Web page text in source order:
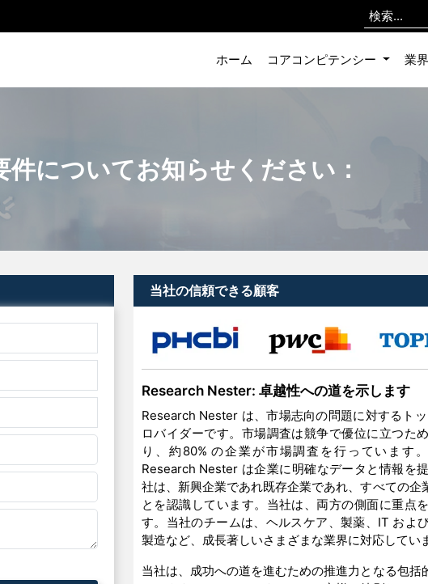
ホーム コアコンピテンシー 業
件についてお知らせください：
当社の信頼できる顧客
Research Nester: 卓越性への道を示します
Research Nester は、市場志向の問題に対するト
ロバイダーです。市場調査は競争で優位に立つた
り、約80% の企業が市場調査を行っています
Research Nester は企業に明確なデータと情報を
社は、新興企業であれ既存企業であれ、すべての企
とを認識しています。当社は、両方の側面に重点
す。当社のチームは、ヘルスケア、製薬、IT およ
製造など、成長著しいさまざまな業界に対応してい
当社は、成功への道を進むための推進力となる包括